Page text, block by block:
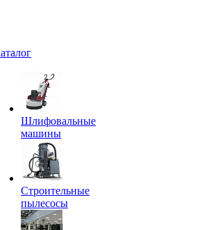
Шлифовальные
машины
Строительные
пылесосы